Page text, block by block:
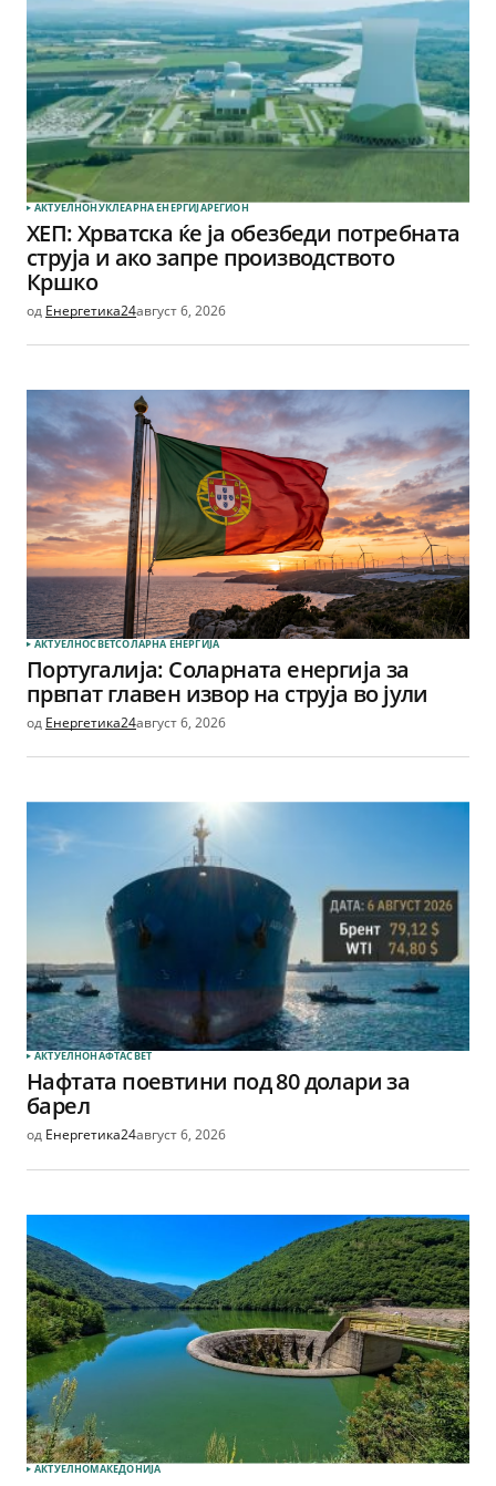
АКТУЕЛНОНУКЛЕАРНА ЕНЕРГИЈАРЕГИОН
ХЕП: Хрватска ќе ја обезбеди потребната
струја и ако запре производството
Кршко
од Енергетика24август 6, 2026
АКТУЕЛНОСВЕТСОЛАРНА EНЕРГИЈА
Португалија: Соларната енергија за
првпат главен извор на струја во јули
од Енергетика24август 6, 2026
АКТУЕЛНОНАФТАСВЕТ
Нафтата поевтини под 80 долари за
барел
од Енергетика24август 6, 2026
АКТУЕЛНОМАКЕДОНИЈА